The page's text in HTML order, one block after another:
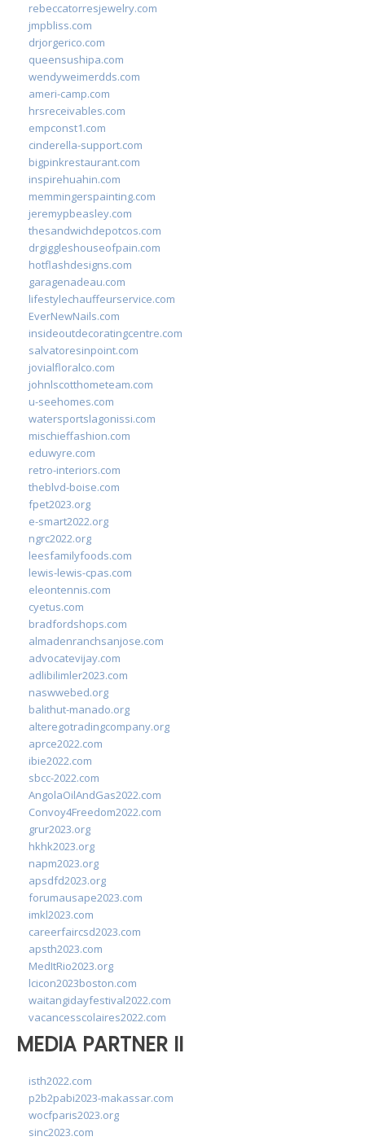
rebeccatorresjewelry.com
jmpbliss.com
drjorgerico.com
queensushipa.com
wendyweimerdds.com
ameri-camp.com
hrsreceivables.com
empconst1.com
cinderella-support.com
bigpinkrestaurant.com
inspirehuahin.com
memmingerspainting.com
jeremypbeasley.com
thesandwichdepotcos.com
drgiggleshouseofpain.com
hotflashdesigns.com
garagenadeau.com
lifestylechauffeurservice.com
EverNewNails.com
insideoutdecoratingcentre.com
salvatoresinpoint.com
jovialfloralco.com
johnlscotthometeam.com
u-seehomes.com
watersportslagonissi.com
mischieffashion.com
eduwyre.com
retro-interiors.com
theblvd-boise.com
fpet2023.org
e-smart2022.org
ngrc2022.org
leesfamilyfoods.com
lewis-lewis-cpas.com
eleontennis.com
cyetus.com
bradfordshops.com
almadenranchsanjose.com
advocatevijay.com
adlibilimler2023.com
naswwebed.org
balithut-manado.org
alteregotradingcompany.org
aprce2022.com
ibie2022.com
sbcc-2022.com
AngolaOilAndGas2022.com
Convoy4Freedom2022.com
grur2023.org
hkhk2023.org
napm2023.org
apsdfd2023.org
forumausape2023.com
imkl2023.com
careerfaircsd2023.com
apsth2023.com
MedItRio2023.org
lcicon2023boston.com
waitangidayfestival2022.com
vacancesscolaires2022.com
MEDIA PARTNER II
isth2022.com
p2b2pabi2023-makassar.com
wocfparis2023.org
sinc2023.com